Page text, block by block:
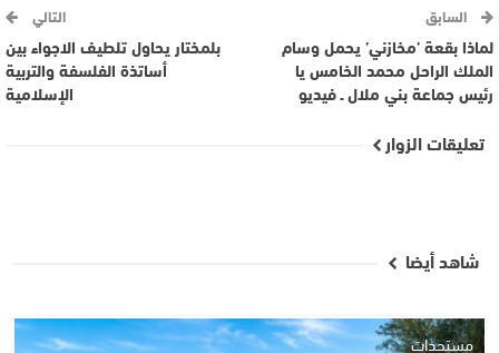
السابق
لماذا بقعة ’مخازني’ يحمل وسام
الملك الراحل محمد الخامس يا
رئيس جماعة بني ملال ـ فيديو
التالي
بلمختار يحاول تلطيف الاجواء بين
أساتذة الفلسفة والتربية
الإسلامية
تعليقات الزوار
شاهد أيضا
مستجدات